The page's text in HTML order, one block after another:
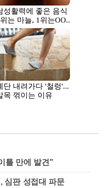
틀 만에 발견"
심판 성접대 파문